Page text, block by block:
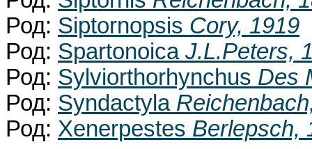
Род: Siptornopsis Cory, 1919
Род: Spartonoica J.L.Peters,
Род: Sylviorthorhynchus Des
Род: Syndactyla
Род: Xenerpestes Berlepsch,